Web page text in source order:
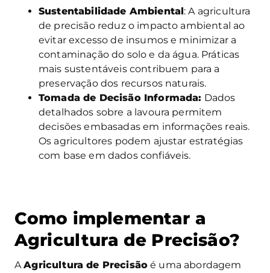
Sustentabilidade Ambiental: A agricultura
de precisão reduz o impacto ambiental ao
evitar excesso de insumos e minimizar a
contaminação do solo e da água. Práticas
mais sustentáveis contribuem para a
preservação dos recursos naturais.
Tomada de Decisão Informada: Dados
detalhados sobre a lavoura permitem
decisões embasadas em informações reais.
Os agricultores podem ajustar estratégias
com base em dados confiáveis.
Como implementar a
Agricultura de Precisão?
AAgricultura de Precisão é uma abordagem